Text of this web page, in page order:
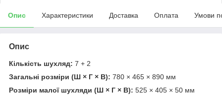
Опис Характеристики Доставка Оплата Умови
Опис
Кількість шухляд: 7 + 2
Загальні розміри (Ш × Г × В): 780 × 465 × 890 мм
Розміри малої шухляди (Ш × Г × В): 525 × 405 × 50 мм